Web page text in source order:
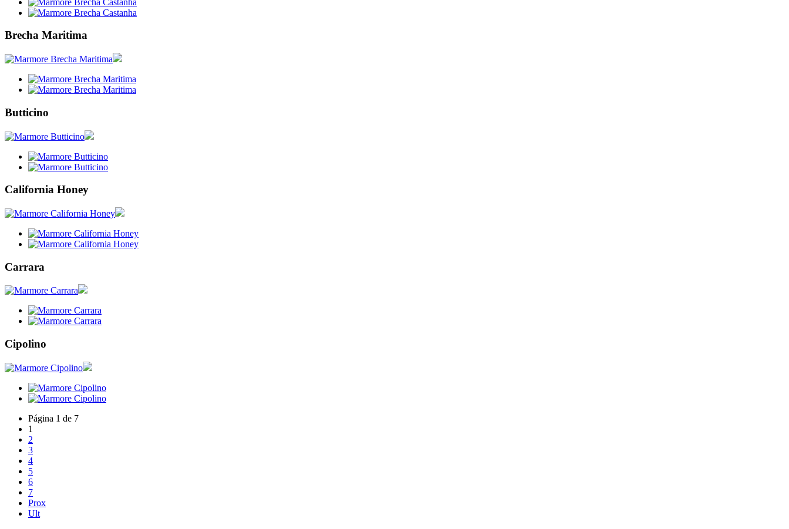
Brecha Maritima
Butticino
California Honey
Carrara
Cipolino
Página 1 de 7
1
2
3
4
5
6
7
Prox
Ult